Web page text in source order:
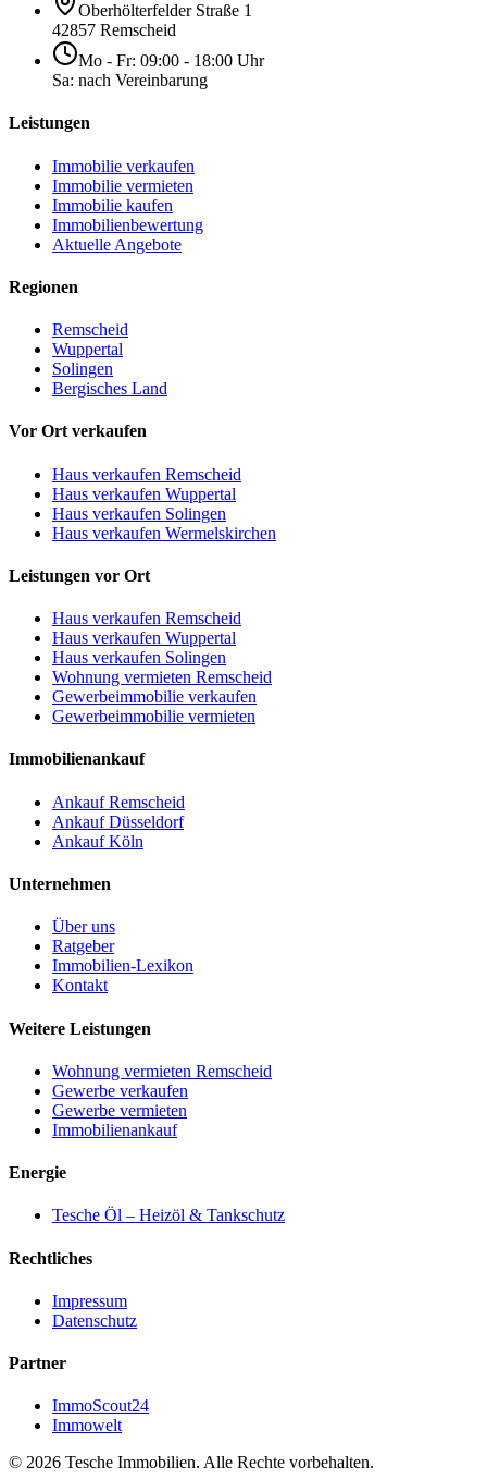
Oberhölterfelder Straße 1
42857 Remscheid
Mo - Fr: 09:00 - 18:00 Uhr
Sa: nach Vereinbarung
Leistungen
Immobilie verkaufen
Immobilie vermieten
Immobilie kaufen
Immobilienbewertung
Aktuelle Angebote
Regionen
Remscheid
Wuppertal
Solingen
Bergisches Land
Vor Ort verkaufen
Haus verkaufen Remscheid
Haus verkaufen Wuppertal
Haus verkaufen Solingen
Haus verkaufen Wermelskirchen
Leistungen vor Ort
Haus verkaufen Remscheid
Haus verkaufen Wuppertal
Haus verkaufen Solingen
Wohnung vermieten Remscheid
Gewerbeimmobilie verkaufen
Gewerbeimmobilie vermieten
Immobilienankauf
Ankauf Remscheid
Ankauf Düsseldorf
Ankauf Köln
Unternehmen
Über uns
Ratgeber
Immobilien-Lexikon
Kontakt
Weitere Leistungen
Wohnung vermieten Remscheid
Gewerbe verkaufen
Gewerbe vermieten
Immobilienankauf
Energie
Tesche Öl – Heizöl & Tankschutz
Rechtliches
Impressum
Datenschutz
Partner
ImmoScout24
Immowelt
© 2026 Tesche Immobilien. Alle Rechte vorbehalten.